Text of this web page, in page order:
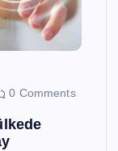
0 Comments